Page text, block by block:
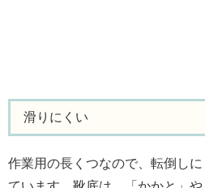
滑りにくい
作業用の長くつなので、転倒し